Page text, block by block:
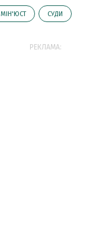
МІН'ЮСТ СУДИ
РЕКЛАМА: